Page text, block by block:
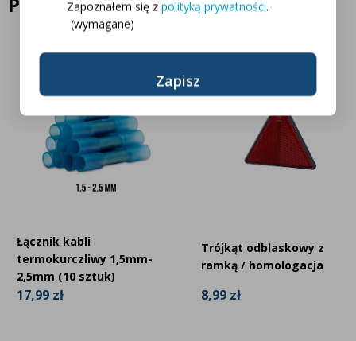
Łącznik kabli
termokurczliwy 1,5mm-
2,5mm (10 sztuk)
17,99 zł
Trójkąt odblaskowy z
ramką / homologacja
8,99 zł
Zapoznałem się z polityką prywatności.
(wymagane)